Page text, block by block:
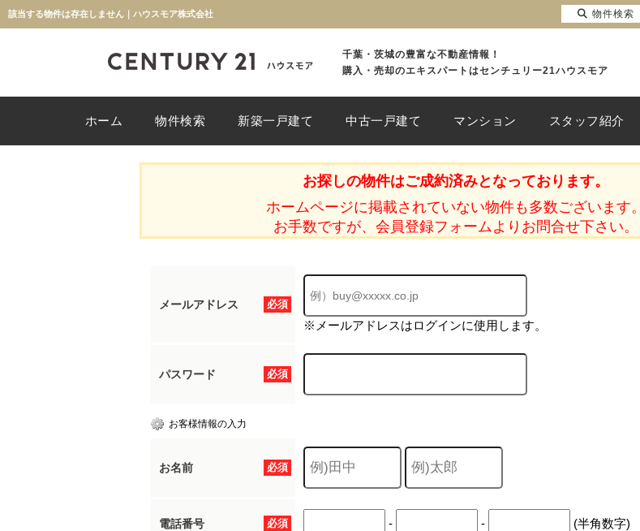
該当する物件は存在しません｜ハウスモア株式会社
千葉・茨城の豊富な不動産情報！
購入・売却のエキスパートはセンチュリー21ハウスモア
ホーム 物件検索 新築一戸建て 中古一戸建て マンション スタッフ紹介
お探しの物件はご成約済みとなっております。
ホームページに掲載されていない物件も多数ございます。
お手数ですが、会員登録フォームよりお問合せ下さい。
必須
メールアドレス
※メールアドレスはログインに使用します。
必須
パスワード
お客様情報の入力
必須
お名前
必須
電話番号 - - (半角数字)
物件検索